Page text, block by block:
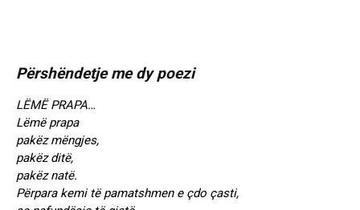
Përshëndetje me dy poezi
LËMË PRAPA…
Lëmë prapa
pakëz mëngjes,
pakëz ditë,
pakëz natë.
Përpara kemi të pamatshmen e çdo çasti,